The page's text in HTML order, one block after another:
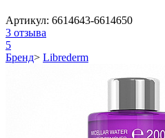
Артикул: 6614643-6614650
3 отзыва
5
Бренд> Librederm